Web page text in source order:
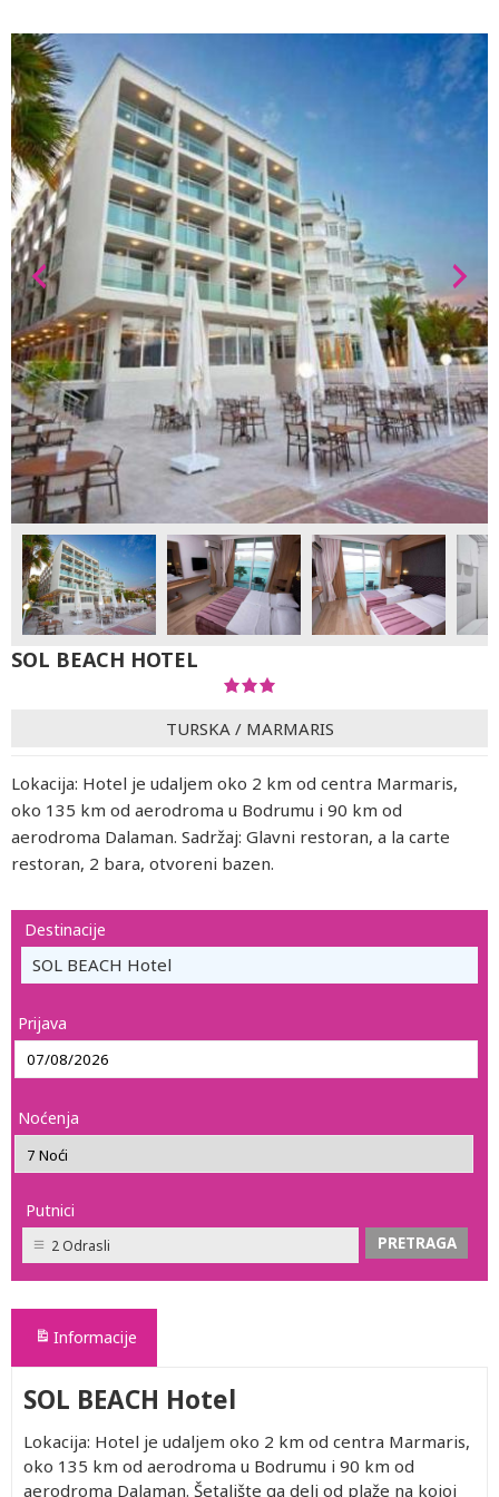
SOL BEACH HOTEL
TURSKA / MARMARIS
Lokacija: Hotel je udaljem oko 2 km od centra Marmaris,
oko 135 km od aerodroma u Bodrumu i 90 km od
aerodroma Dalaman. Sadržaj: Glavni restoran, a la carte
restoran, 2 bara, otvoreni bazen.
Destinacije
SOL BEACH Hotel
Prijava
Noćenja
Putnici
2 Odrasli
Informacije
SOL BEACH Hotel
Lokacija: Hotel je udaljem oko 2 km od centra Marmaris,
oko 135 km od aerodroma u Bodrumu i 90 km od
aerodroma Dalaman. Šetalište ga deli od plaže na kojoj